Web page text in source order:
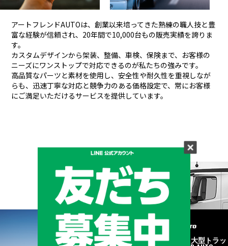
アートフレンドAUTOは、創業以来培ってきた熟練の職人技と豊
富な経験が信頼され、 20年間で10,000台もの販売実績を誇りま
す。
カスタムデザインから架装、整備、車検、保険まで、お客様の
ニーズにワンストップで対応できるのが私たちの強みです。
高品質なパーツと素材を使用し、安全性や耐久性を重視しなが
らも、 迅速丁寧な対応と競争力のある価格設定で、常にお客様
にご満足いただけるサービスを提供しています。
メーカーと形状から探す
BRAND & TYPE
©2020中古トラック・大型トラッ